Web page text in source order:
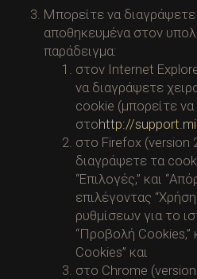
Μπορείτε να
αποθηκευμένα στον
παράδειγμα:
στον Internet
να διαγράψετε
cookie (μπορείτε να
στοhttp://
στο Firefox (version
διαγράψετε τα
“Επιλογές,” και
επιλέγοντας
ρυθμίσεων για το
“Προβολή
Cookies” και
στο Chrome